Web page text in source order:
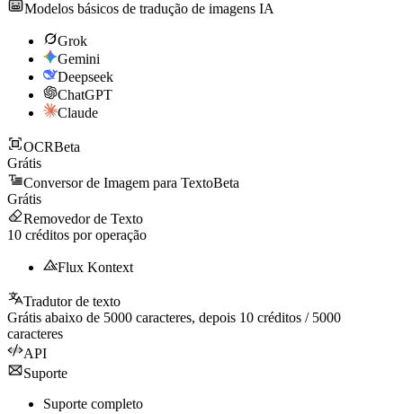
Modelos básicos de tradução de imagens IA
Grok
Gemini
Deepseek
ChatGPT
Claude
OCRBeta
Grátis
Conversor de Imagem para TextoBeta
Grátis
Removedor de Texto
10 créditos por operação
Flux Kontext
Tradutor de texto
Grátis abaixo de 5000 caracteres, depois 10 créditos / 5000
caracteres
API
Suporte
Suporte completo